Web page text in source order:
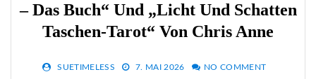
– Das Buch“ Und „Licht Und Schatten
Taschen-Tarot“ Von Chris Anne
SUETIMELESS 7. MAI 2026 NO COMMENT